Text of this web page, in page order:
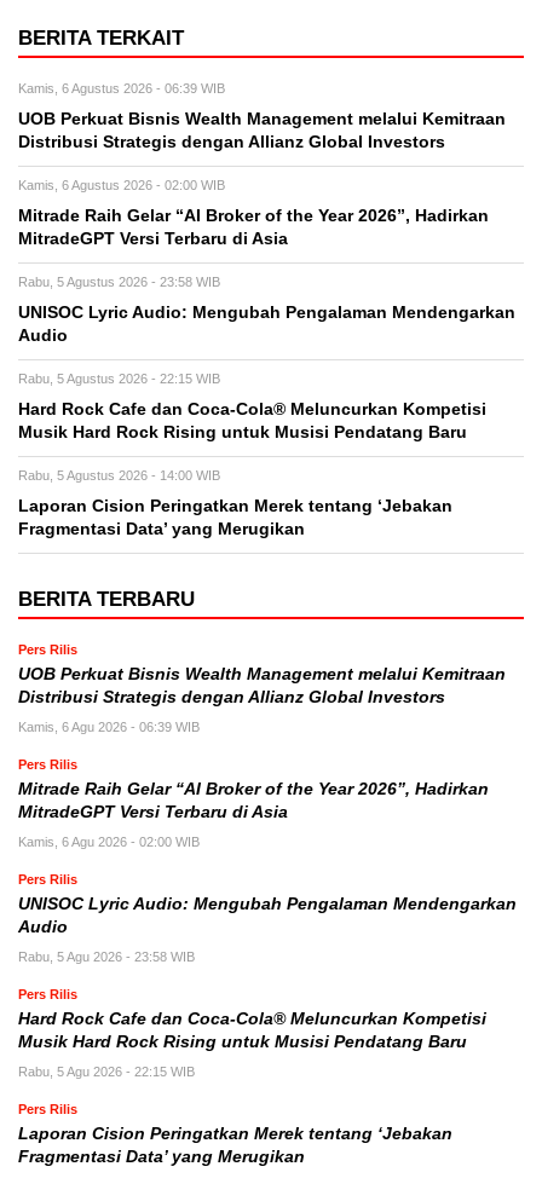
BERITA TERKAIT
Kamis, 6 Agustus 2026 - 06:39 WIB
UOB Perkuat Bisnis Wealth Management melalui Kemitraan
Distribusi Strategis dengan Allianz Global Investors
Kamis, 6 Agustus 2026 - 02:00 WIB
Mitrade Raih Gelar “AI Broker of the Year 2026”, Hadirkan
MitradeGPT Versi Terbaru di Asia
Rabu, 5 Agustus 2026 - 23:58 WIB
UNISOC Lyric Audio: Mengubah Pengalaman Mendengarkan
Audio
Rabu, 5 Agustus 2026 - 22:15 WIB
Hard Rock Cafe dan Coca-Cola® Meluncurkan Kompetisi
Musik Hard Rock Rising untuk Musisi Pendatang Baru
Rabu, 5 Agustus 2026 - 14:00 WIB
Laporan Cision Peringatkan Merek tentang ‘Jebakan
Fragmentasi Data’ yang Merugikan
BERITA TERBARU
Pers Rilis
UOB Perkuat Bisnis Wealth Management melalui Kemitraan
Distribusi Strategis dengan Allianz Global Investors
Kamis, 6 Agu 2026 - 06:39 WIB
Pers Rilis
Mitrade Raih Gelar “AI Broker of the Year 2026”, Hadirkan
MitradeGPT Versi Terbaru di Asia
Kamis, 6 Agu 2026 - 02:00 WIB
Pers Rilis
UNISOC Lyric Audio: Mengubah Pengalaman Mendengarkan
Audio
Rabu, 5 Agu 2026 - 23:58 WIB
Pers Rilis
Hard Rock Cafe dan Coca-Cola® Meluncurkan Kompetisi
Musik Hard Rock Rising untuk Musisi Pendatang Baru
Rabu, 5 Agu 2026 - 22:15 WIB
Pers Rilis
Laporan Cision Peringatkan Merek tentang ‘Jebakan
Fragmentasi Data’ yang Merugikan